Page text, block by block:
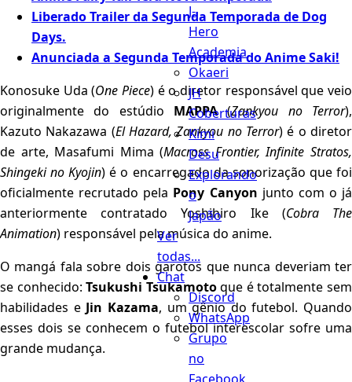
J-
Hero
Academia
Okaeri
JH
Coberturas
Kimi
Desu
Explorando
o
Japão
Ver
todas...
Chat
Discord
WhatsApp
Grupo
no
Liberado Trailer da Segunda Temporada de Dog
Days.
Anunciada a Segunda Temporada do Anime Saki!
Konosuke Uda (One Piece) é o diretor responsável que veio
originalmente do estúdio MAPPA(Zankyou no Terror),
Kazuto Nakazawa (El Hazard, Zankyou no Terror) é o diretor
de arte, Masafumi Mima (Macross Frontier, Infinite Stratos,
Shingeki no Kyojin) é o encarregado da sonorização que foi
oficialmente recrutado pela Pony Canyon junto com o já
anteriormente contratado Yoshihiro Ike (Cobra The
Animation) responsável pela música do anime.
O mangá fala sobre dois garotos que nunca deveriam ter
se conhecido:Tsukushi Tsukamotoque é totalmente sem
habilidades e Jin Kazama, um gênio do futebol. Quando
esses dois se conhecem o futebol interescolar sofre uma
grande mudança.